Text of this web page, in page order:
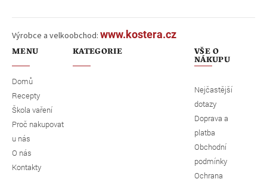
Výrobce a velkoobchod: www.kostera.cz
MENU
Domů
Recepty
Škola vaření
Proč nakupovat
u nás
O nás
Kontakty
KATEGORIE VŠE O
NÁKUPU
Nejčastější
dotazy
Doprava a
platba
Obchodní
podmínky
Ochrana